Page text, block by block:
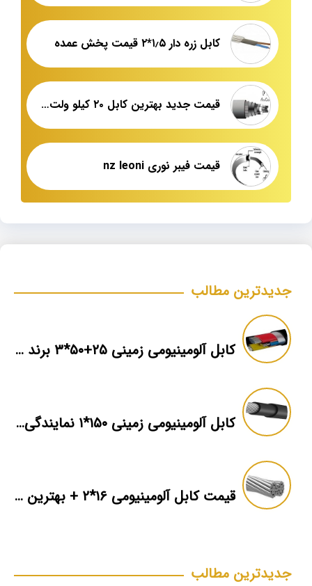
کابل زره دار ۱٫۵*۲ قیمت پخش عمده
قیمت جدید بهترین کابل ۲۰ کیلو ولت مسی
قیمت فیبر نوری nz leoni
جدیدترین مطالب
کابل آلومینیومی زمینی ۲۵+۵۰*۳ برند ماهان
کابل آلومینیومی زمینی ۱۵۰*۱ نمایندگی فروش
قیمت کابل آلومینیومی ۱۶*۲ + بهترین برند بازار + اطلاعات فنی
جدیدترین مطالب